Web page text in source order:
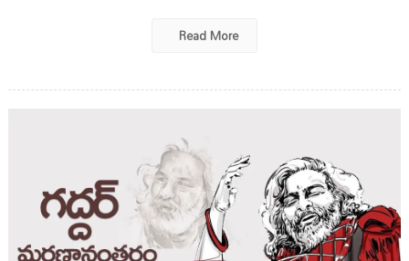
Read More